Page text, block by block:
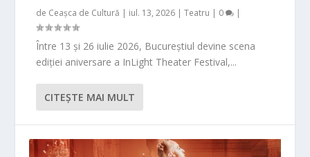
de Ceașca de Cultură | iul. 13, 2026 |Teatru | 0 |
Între 13 și 26 iulie 2026, Bucureștiul devine scena
ediției aniversare a InLight Theater Festival,...
CITEŞTE MAI MULT